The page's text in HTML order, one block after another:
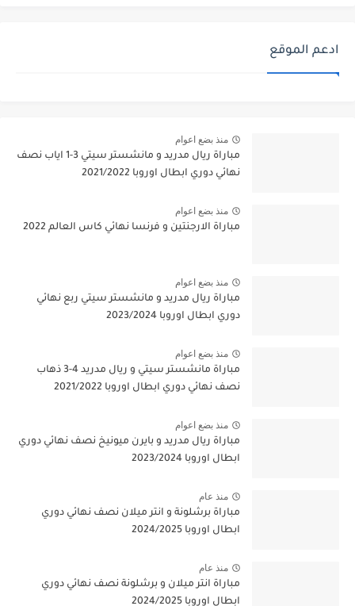
ادعم الموقع
منذ بضع اعوام
مباراة ريال مدريد و مانشستر سيتي 3-1 اياب نصف
نهائي دوري ابطال اوروبا 2021/2022
منذ بضع اعوام
مباراة الارجنتين و فرنسا نهائي كاس العالم 2022
منذ بضع اعوام
مباراة ريال مدريد و مانشستر سيتي ربع نهائي
دوري ابطال اوروبا 2023/2024
منذ بضع اعوام
مباراة مانشستر سيتي و ريال مدريد 4-3 ذهاب
نصف نهائي دوري ابطال اوروبا 2021/2022
منذ بضع اعوام
مباراة ريال مدريد و بايرن ميونيخ نصف نهائي دوري
ابطال اوروبا 2023/2024
منذ عام
مباراة برشلونة و انتر ميلان نصف نهائي دوري
ابطال اوروبا 2024/2025
منذ عام
مباراة انتر ميلان و برشلونة نصف نهائي دوري
ابطال اوروبا 2024/2025